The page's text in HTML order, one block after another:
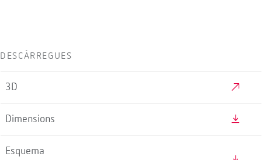
DESCÀRREGUES
3D
Dimensions
Esquema